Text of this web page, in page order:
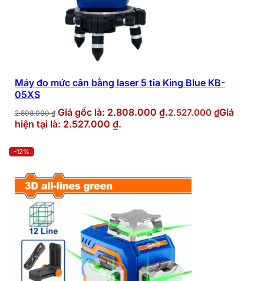
Máy đo mức cân bằng laser 5 tia King Blue KB-
05XS
2.808.000₫ Giá gốc là: 2.808.000 ₫.2.527.000 ₫Giá
hiện tại là: 2.527.000 ₫.
-12%